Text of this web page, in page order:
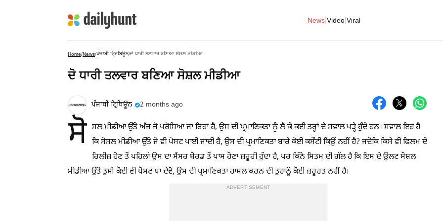
News Video Viral
Home/News/ਪੰਜਾਬੀ ਟ੍ਰਿਬਿਊਨ/ਦੋ ਧਾਰੀ ਤਲਵਾਰ ਬਣਿਆ ਸੋਸ਼ਲ ਮੀਡੀਆ
ਦੋ ਧਾਰੀ ਤਲਵਾਰ ਬਣਿਆ ਸੋਸ਼ਲ ਮੀਡੀਆ
ਪੰਜਾਬੀ ਟ੍ਰਿਬਿਊਨ 2 months ago
ਸੋ ਸ਼ਲ ਮੀਡੀਆ ਉੱਤੇ ਅੱਜ ਜੋ ਪਰੋਸਿਆ ਜਾ ਰਿਹਾ ਹੈ, ਉਸ ਦੀ ਪ੍ਰਮਾਣਿਕਤਾ ਨੂੰ ਲੈ ਕੇ ਕਈ ਤਰ੍ਹਾਂ ਦੇ ਸਵਾਲ ਖੜ੍ਹੇ ਹੁੰਦੇ ਹਨ। ਸਵਾਲ ਇਹ ਹੈ
ਕਿ ਸੋਸ਼ਲ ਮੀਡੀਆ ਉੱਤੇ ਜੋ ਵੀ ਪੋਸਟ ਪਾਈ ਜਾਂਦੀ ਹੈ, ਉਸ ਦੀ ਪ੍ਰਮਾਣਿਕਤਾ ਬਾਰੇ ਕੋਈ ਕਸੌਟੀ ਕਿਉਂ ਨਹੀਂ ਹੈ? ਜਦੋਂਕਿ ਕਿਸੇ ਵੀ ਫਿਲਮ ਦੇ
ਰਿਲੀਜ਼ ਹੋਣ ਤੋਂ ਪਹਿਲਾਂ ਉਸ ਦਾ ਸੈਂਸਰ ਬੋਰਡ ਤੋਂ ਪਾਸ ਹੋਣਾ ਜ਼ਰੂਰੀ ਹੁੰਦਾ ਹੈ, ਪਰ ਕਿੰਨੇ ਸਿਤਮ ਦੀ ਗੱਲ ਹੈ ਕਿ ਇਸ ਦੇ ਉਲਟ ਸੋਸ਼ਲ
ਮੀਡੀਆ ਉੱਤੇ ਤੁਸੀਂ ਕੋਈ ਵੀ ਪੋਸਟ ਪਾ ਦੇਵੋ, ਉਸ ਦੀ ਪ੍ਰਮਾਣਿਕਤਾ ਹਾਸਲ ਕਰਨ ਦੀ ਤੁਹਾਨੂੰ ਕੋਈ ਜ਼ਰੂਰਤ ਨਹੀਂ ਹੈ।
ADVERTISEMENT